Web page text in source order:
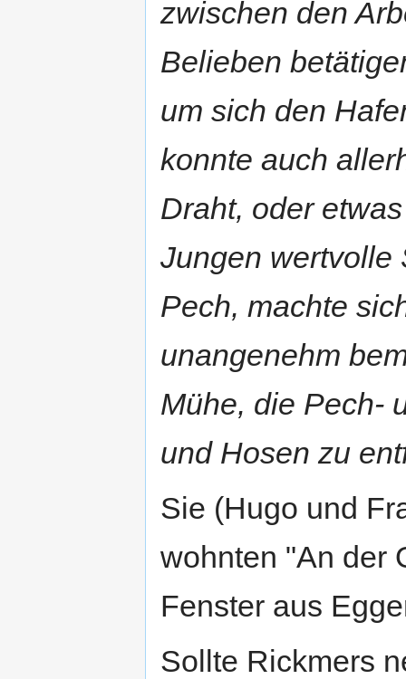
zwischen den
Belieben
um sich den
konnte auch
Draht, oder
Jungen wertvolle
Pech, machte
unangenehm
Mühe, die Pech-
und Hosen zu
Sie (Hugo und
wohnten "An der
Fenster aus
Sollte Rickmers